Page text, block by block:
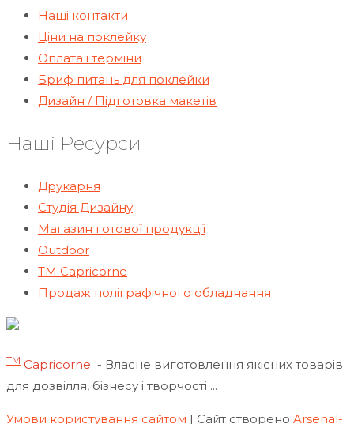
Наші контакти
Ціни на поклейку
Оплата і терміни
Бриф питань для поклейки
Дизайн / Підготовка макетів
Наші Ресурси
Друкарня
Студія Дизайну
Магазин готової продукції
Outdoor
TM Capricorne
Продаж поліграфічного обладнання
ТМ Capricorne - Власне виготовлення якісних товарів
для дозвілля, бізнесу і творчості ...
Умови користування сайтом | Сайт створено Arsenal-